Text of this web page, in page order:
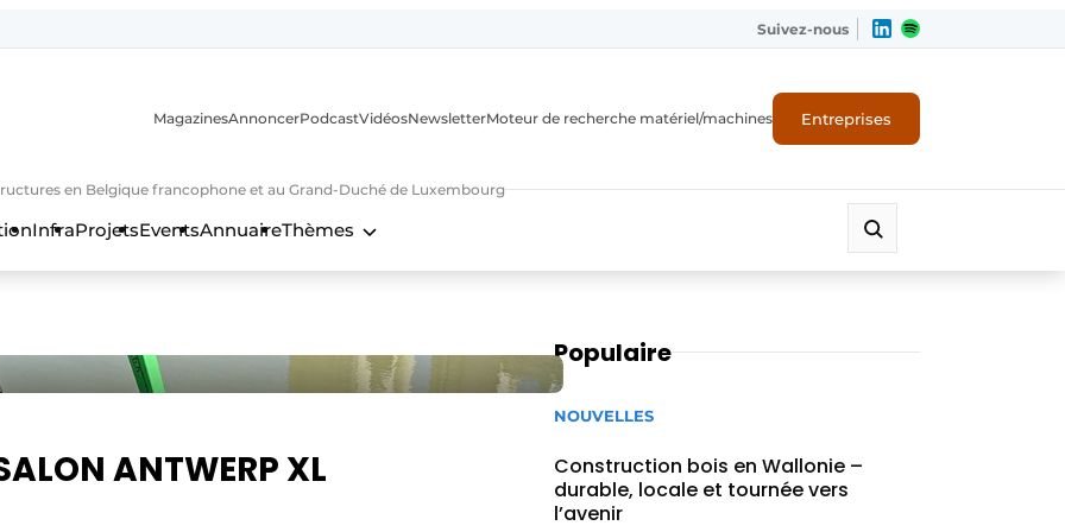
Suivez-nous
en Belgique francophone et au Grand-Duché de Luxembourg
MagazinesAnnoncerPodcastVidéosNewsletterMoteur de recherche matériel/machines Entreprises
InfraProjetsEventsAnnuaireThèmes
ANTWERP XL
Populaire
NOUVELLES
Construction bois en Wallonie –
durable, locale et tournée vers
l’avenir